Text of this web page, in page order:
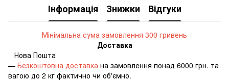
Інформація Знижки Відгуки
Мінімальна сума замовлення 300 гривень
Доставка
Нова Пошта
— Безкоштовна доставка на замовлення понад 6000 грн. та
вагою до 2 кг фактично чи об'ємно.